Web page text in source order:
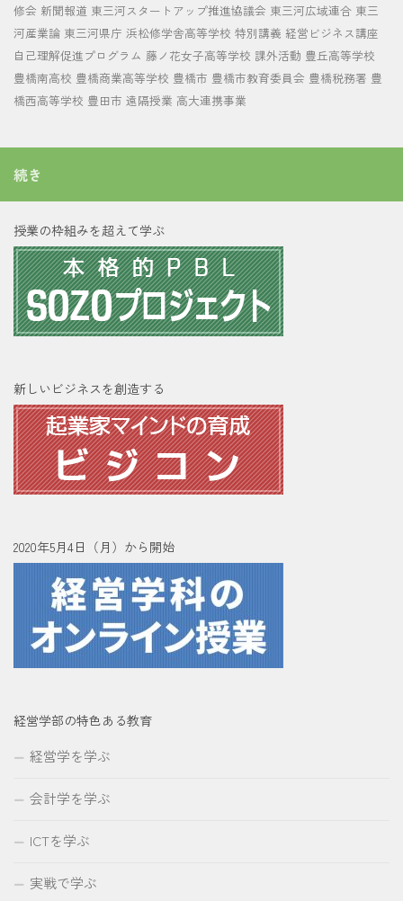
修会 新聞報道 東三河スタートアップ推進協議会 東三河広域連合 東三
河産業論 東三河県庁 浜松修学舎高等学校 特別講義 経営ビジネス講座
自己理解促進プログラム 藤ノ花女子高等学校 課外活動 豊丘高等学校
豊橋南高校 豊橋商業高等学校 豊橋市 豊橋市教育委員会 豊橋税務署 豊
橋西高等学校 豊田市 遠隔授業 高大連携事業
続き
授業の枠組みを超えて学ぶ
新しいビジネスを創造する
2020年5月4日（月）から開始
経営学部の特色ある教育
経営学を学ぶ
会計学を学ぶ
ICTを学ぶ
実戦で学ぶ